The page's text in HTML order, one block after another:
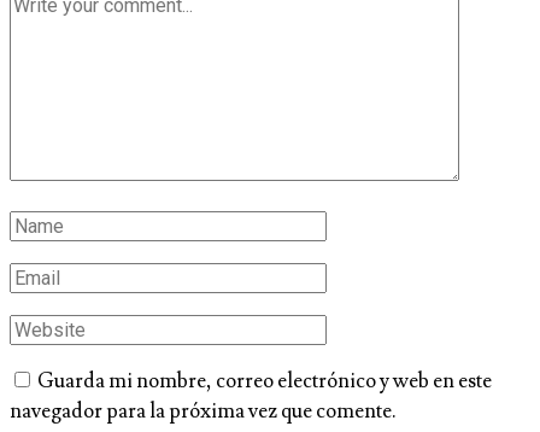
Guarda mi nombre, correo electrónico y web en este
navegador para la próxima vez que comente.